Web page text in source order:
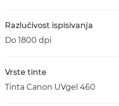
Razlučivost ispisivanja
Do 1800 dpi
Vrste tinte
Tinta Canon UVgel 460